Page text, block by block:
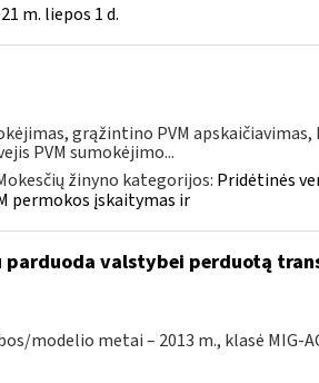
m. liepos 1 d.
grąžintino PVM apskaičiavimas,
PVM sumokėjimo...
žinyno kategorijos: Pridėtinės
permokos įskaitymas ir
parduoda valstybei perduotą
modelio metai – 2013 m., klasė MIG-